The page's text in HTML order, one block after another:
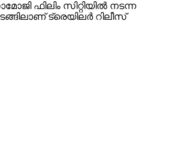
ഫിലിം സിറ്റിയില്‍ നടന്ന
ട്രെയിലര്‍ റിലീസ്